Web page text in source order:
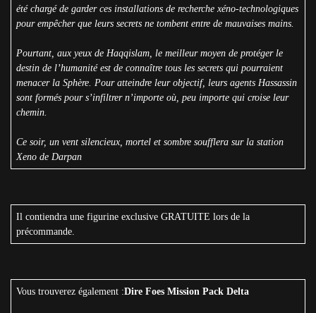
été chargé de garder ces installations de recherche xéno-technologiques
pour empêcher que leurs secrets ne tombent entre de mauvaises mains.
Pourtant, aux yeux de Haqqislam, le meilleur moyen de protéger le
destin de l’humanité est de connaître tous les secrets qui pourraient
menacer la Sphère. Pour atteindre leur objectif, leurs agents Hassassin
sont formés pour s’infiltrer n’importe où, peu importe qui croise leur
chemin.
Ce soir, un vent silencieux, mortel et sombre soufflera sur la station
Xeno de Darpan
Il contiendra une figurine exclusive GRATUITE lors de la
précommande.
Vous trouverez également :Dire Foes Mission Pack Delta